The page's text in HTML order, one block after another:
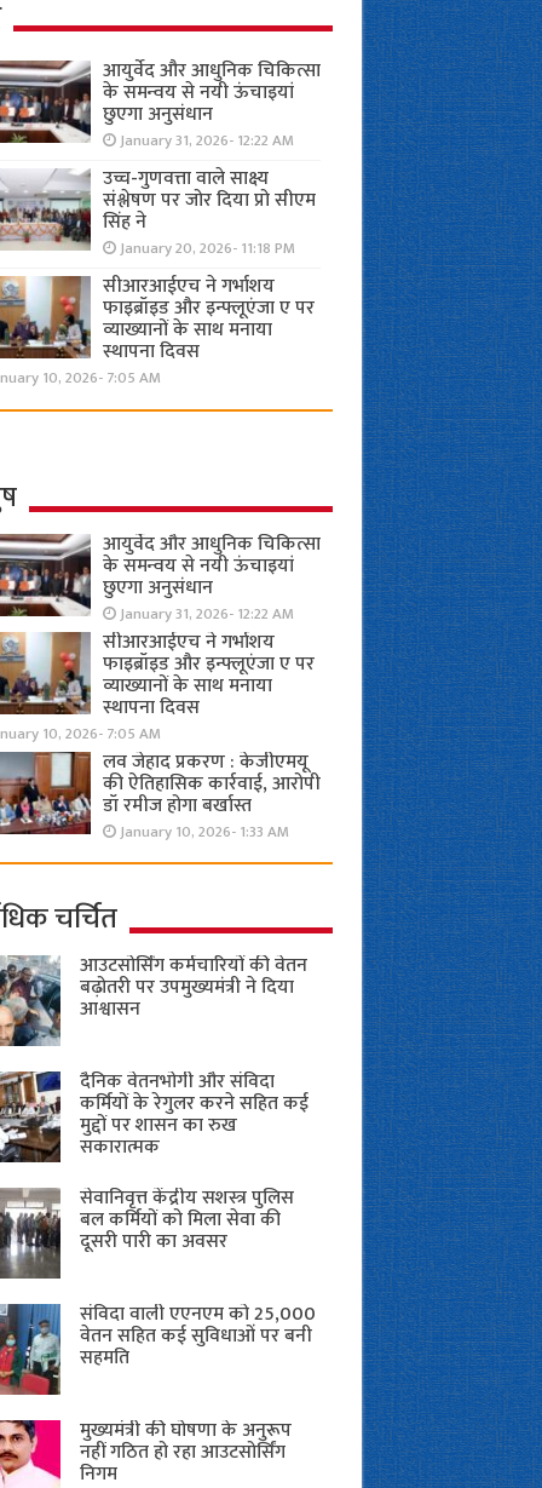
आयुर्वेद और आधुनिक चिकित्सा
के समन्वय से नयी ऊंचाइयां
छुएगा अनुसंधान
January 31, 2026- 12:22 AM
उच्च-गुणवत्ता वाले साक्ष्य
संश्लेषण पर जोर दिया प्रो सीएम
सिंह ने
January 20, 2026- 11:18 PM
सीआरआईएच ने गर्भाशय
फाइब्रॉइड और इन्फ्लूएंजा ए पर
व्याख्यानों के साथ मनाया
स्थापना दिवस
10, 2026- 7:05 AM
आयुर्वेद और आधुनिक चिकित्सा
के समन्वय से नयी ऊंचाइयां
छुएगा अनुसंधान
January 31, 2026- 12:22 AM
सीआरआईएच ने गर्भाशय
फाइब्रॉइड और इन्फ्लूएंजा ए पर
व्याख्यानों के साथ मनाया
स्थापना दिवस
10, 2026- 7:05 AM
लव जेहाद प्रकरण : केजीएमयू
की ऐतिहासिक कार्रवाई, आरोपी
डॉ रमीज होगा बर्खास्त
January 10, 2026- 1:33 AM
चर्चित
आउटसोर्सिंग कर्मचारियों की वेतन
बढ़ोतरी पर उपमुख्यमंत्री ने दिया
आश्वासन
दैनिक वेतनभोगी और संविदा
कर्मियों के रेगुलर करने सहित कई
मुद्दों पर शासन का रुख
सकारात्मक
सेवानिवृत्त केंद्रीय सशस्त्र पुलिस
बल ​कर्मियों को मिला सेवा की
दूसरी पारी का अवसर
संविदा वाली एएनएम को 25,000
वेतन सहित कई सुविधाओं पर बनी
सहमति
मुख्यमंत्री की घोषणा के अनुरूप
नहीं गठित हो रहा आउटसोर्सिंग
निगम